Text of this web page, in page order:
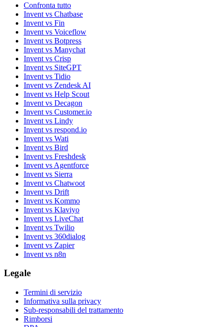
Confronta tutto
Invent vs Chatbase
Invent vs Fin
Invent vs Voiceflow
Invent vs Botpress
Invent vs Manychat
Invent vs Crisp
Invent vs SiteGPT
Invent vs Tidio
Invent vs Zendesk AI
Invent vs Help Scout
Invent vs Decagon
Invent vs Customer.io
Invent vs Lindy
Invent vs respond.io
Invent vs Wati
Invent vs Bird
Invent vs Freshdesk
Invent vs Agentforce
Invent vs Sierra
Invent vs Chatwoot
Invent vs Drift
Invent vs Kommo
Invent vs Klaviyo
Invent vs LiveChat
Invent vs Twilio
Invent vs 360dialog
Invent vs Zapier
Invent vs n8n
Legale
Termini di servizio
Informativa sulla privacy
Sub-responsabili del trattamento
Rimborsi